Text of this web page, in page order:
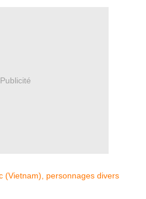
Publicité